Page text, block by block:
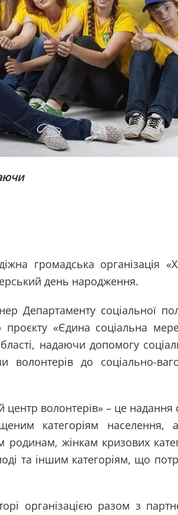
громадська організація
день народження.
Департаменту соціальної
проєкту «Єдина соціальна
надаючи допомогу
до соціально-
волонтерів» – це надання
категоріям
родинам, жінкам кризових
та іншим категоріям, що
організацією разом з